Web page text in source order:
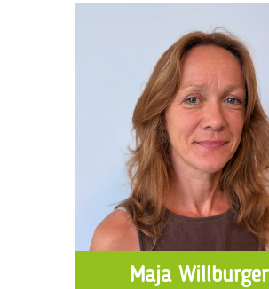
Maja Willburger